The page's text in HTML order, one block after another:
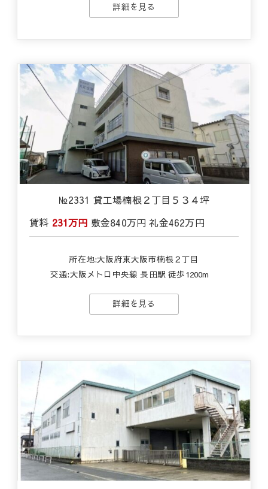
詳細を見る
№2331 貸工場楠根２丁目５３４坪
賃料 231万円 敷金840万円 礼金462万円
所在地:大阪府東大阪市楠根２丁目
交通:大阪メトロ中央線 長田駅 徒歩1200m
詳細を見る